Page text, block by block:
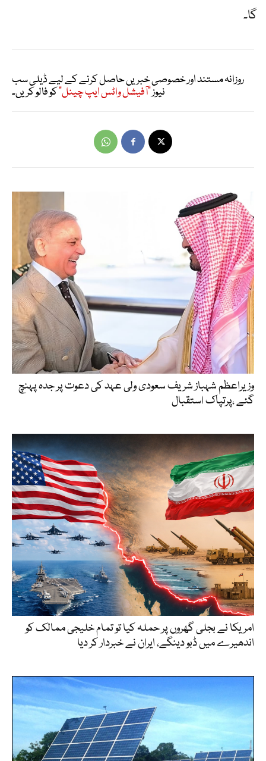
گا۔
روزانہ مستند اور خصوصی خبریں حاصل کرنے کے لیے ڈیلی سب
نیوز"آفیشل واٹس ایپ چینل"کو فالو کریں۔
وزیراعظم شہباز شریف سعودی ولی عہد کی دعوت پر جدہ پہنچ
گئے ،پرتپاک استقبال
امریکا نے بجلی گھروں پر حملہ کیا تو تمام خلیجی ممالک کو
اندھیرے میں ڈبو دینگے، ایران نے خبردار کر دیا